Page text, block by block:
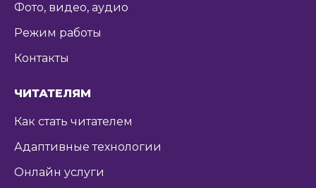
Фото, видео, аудио
Режим работы
Контакты
ЧИТАТЕЛЯМ
Как стать читателем
Адаптивные технологии
Онлайн услуги